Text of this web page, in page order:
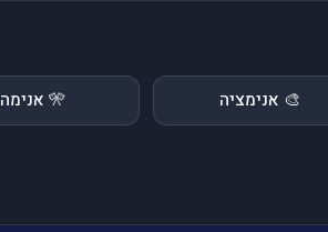
🎨 אנימציה 🎌 אנימה